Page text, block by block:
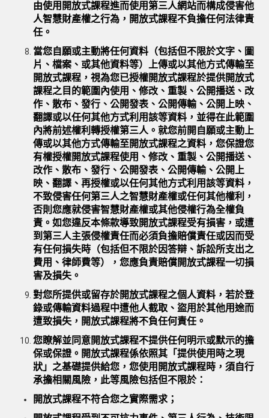
由使用開放式課程進而使用第三人網站而構成侵害他
人智慧財產權之行為，開放式課程不負擔任何法律責
任。
當您自願或主動將任何資料（包括但不限於文字、圖
片、檔案、或其他資料等）上傳或以其他方式傳輸至
開放式課程，視為您已授權開放式課程於提供開放式
課程之目的範圍內使用、修改、重製、公開播送、改
作、散布、發行、公開發表、公開傳輸、公開上映、
翻譯或以任何其他方式利用該等資料，並得在此範圍
內將前述權利轉授權第三人。就您前開自願或主動上
傳或以其他方式傳輸至開放式課程之資料，您保證您
有權授權開放式課程使用、修改、重製、公開播送、
改作、散布、發行、公開發表、公開傳輸、公開上
映、翻譯、再授權或以任何其他方式利用該等資料，
不致侵害任何第三人之智慧財產權或任何其他權利，
否則您應就侵害智慧財產權或其他侵權行為全權負
責。如您違反本條款導致開放式課程受有損害，或遭
到第三人主張侵權責任而必須負擔賠償責任或因而受
有任何損失時（包括但不限於因答辯、訴訟所支出之
費用、律師費等），您應負責賠償開放式課程一切損
害及損失。
對您所提供或留存於開放式課程之個人資料，若於登
錄或傳輸資料過程中遭他人截取、盜用於其他用途而
遭致損失，開放式課程將不負任何責任。
您瞭解並同意開放式課程不提供任何明示或默示的擔
保或保證。開放式課程係依照其「提供使用時之現
狀」之基礎提供給您，您使用開放式課程時，須自行
承擔相關風險，此等風險包括但不限於：
開放式課程不符合您之實際需求；